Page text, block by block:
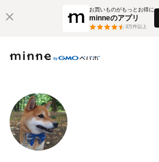
お買いものがもっとお得に
minneのアプリ
3万件以上